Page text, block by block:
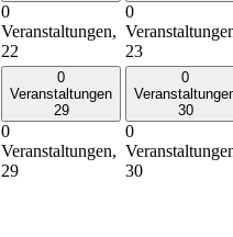
0
Veranstaltungen,
22
0
23
0
Veranstaltungen
29
0
Veranstaltungen,
29
0
30
0
30